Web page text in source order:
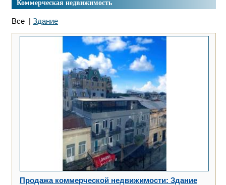
Коммерческая недвижимость
Все | Здание
Продажа коммерческой недвижимости: Здание